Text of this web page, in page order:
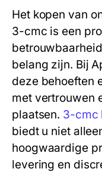
Het kopen van
3-cmc is een
belang zijn. Bij
deze behoeften
met vertrouwen
plaatsen. 3-cmc
biedt u niet
hoogwaardige
levering en